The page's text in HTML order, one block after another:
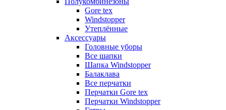
Gore tex
Windstopper
Утеплённые
Аксессуары
Головные уборы
Все шапки
Шапка Windstopper
Балаклава
Все перчатки
Перчатки Gore tex
Перчатки Windstopper